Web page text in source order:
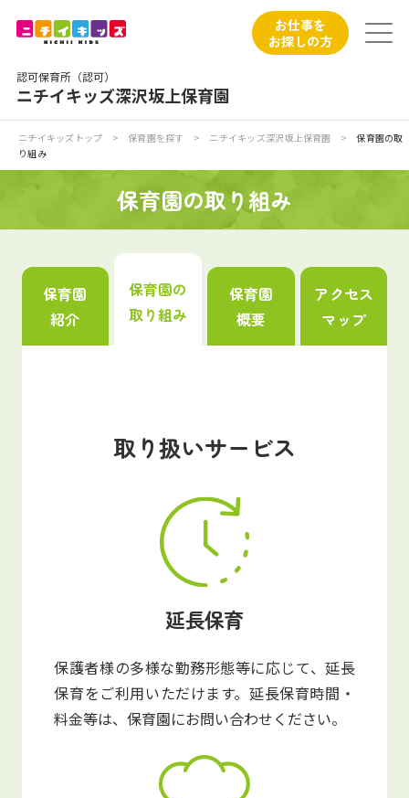
認可保育所（認可）
ニチイキッズ深沢坂上保育園
お仕事を
お探しの方
ニチイが大切にしていること
保育園見学
入園の概要
保育園に関するお問い合わせ
プライバシーポリシー サイトのご利用について
サイトマップ ニチイ学館オフィシャルサイト
ニチイキッズトップ > 保育園を探す > ニチイキッズ深沢坂上保育園 >
保育園の取
り組み
保育園の取り組み
保育園
紹介
保育園の
取り組み
保育園
概要
アクセス
マップ
取り扱いサービス
延長保育
保護者様の多様な勤務形態等に応じて、延長
保育をご利用いただけます。延長保育時間・
料金等は、保育園にお問い合わせください。